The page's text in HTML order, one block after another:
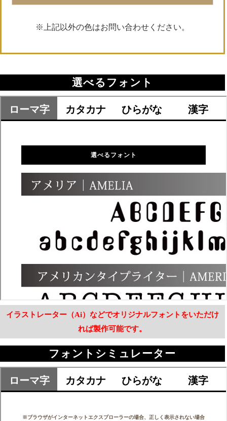
※上記以外の色はお問い合わせください。
選べるフォント
イラストレーター（Ai）などでオリジナルフォントをいただけ
れば製作可能です。
フォントシミュレーター